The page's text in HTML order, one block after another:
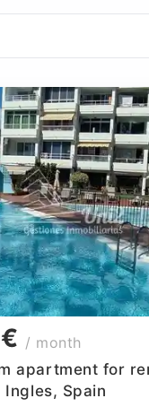
/ month
apartment for
Ingles, Spain